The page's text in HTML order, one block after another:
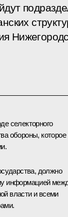
селекторного
обороны, которое
должно
информацией
власти и всеми